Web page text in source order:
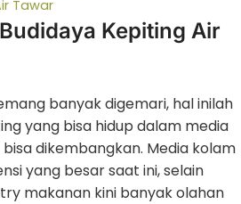
Tawar
Kepiting Air
banyak digemari, hal inilah
yang bisa hidup dalam media
dikembangkan. Media kolam
yang besar saat ini, selain
makanan kini banyak olahan